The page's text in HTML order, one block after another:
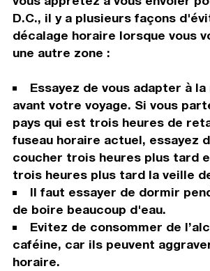
D.C., il y a plusieurs façons
décalage horaire lorsque vous
une autre zone :
Essayez de vous adapter à
avant votre voyage. Si vous
pays qui est trois heures de
fuseau horaire actuel, essayez
coucher trois heures plus tard
trois heures plus tard la veille
Il faut essayer de dormir
de boire beaucoup d'eau.
Evitez de consommer de
caféine, car ils peuvent
horaire.